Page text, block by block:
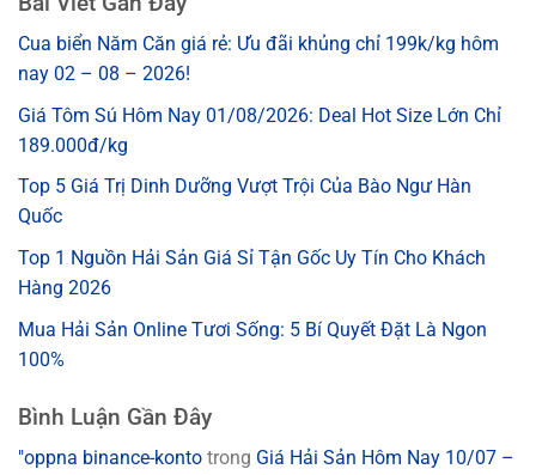
Cua biển Năm Căn giá rẻ: Ưu đãi khủng chỉ 199k/kg hôm
nay 02 – 08 – 2026!
Giá Tôm Sú Hôm Nay 01/08/2026: Deal Hot Size Lớn Chỉ
189.000đ/kg
Top 5 Giá Trị Dinh Dưỡng Vượt Trội Của Bào Ngư Hàn
Quốc
Top 1 Nguồn Hải Sản Giá Sỉ Tận Gốc Uy Tín Cho Khách
Hàng 2026
Mua Hải Sản Online Tươi Sống: 5 Bí Quyết Đặt Là Ngon
100%
Bình Luận Gần Đây
"oppna binance-konto trong Giá Hải Sản Hôm Nay 10/07 –